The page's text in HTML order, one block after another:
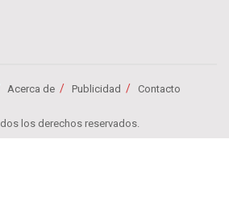
Acerca de Publicidad Contacto
los derechos reservados.